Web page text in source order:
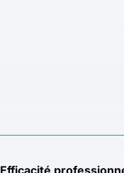
Efficacité